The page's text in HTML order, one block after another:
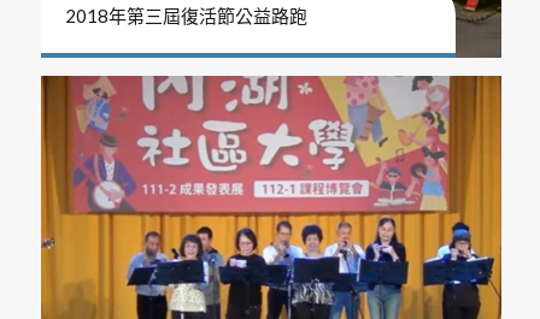
2018年第三屆復活節公益路跑